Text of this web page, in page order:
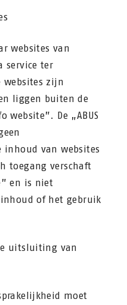
websites van
service ter
websites zijn
liggen buiten de
website”. De „ABUS
inhoud van websites
toegang verschaft
en is niet
of het gebruik
uitsluiting van
moet